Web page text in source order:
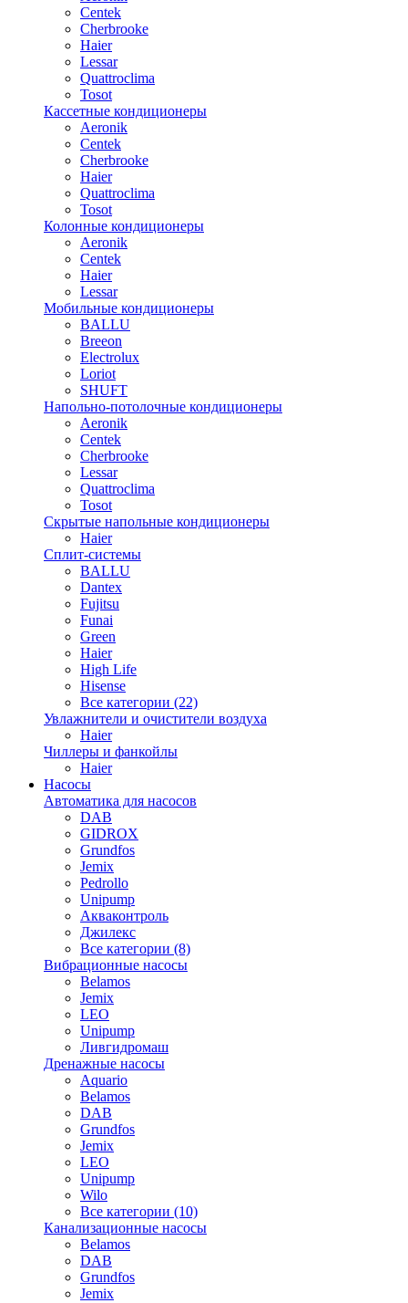
Centek
Cherbrooke
Haier
Lessar
Quattroclima
Tosot
Кассетные кондиционеры
Aeronik
Centek
Cherbrooke
Haier
Quattroclima
Tosot
Колонные кондиционеры
Aeronik
Centek
Haier
Lessar
Мобильные кондиционеры
BALLU
Breeon
Electrolux
Loriot
SHUFT
Напольно-потолочные кондиционеры
Aeronik
Centek
Cherbrooke
Lessar
Quattroclima
Tosot
Скрытые напольные кондиционеры
Haier
Сплит-системы
BALLU
Dantex
Fujitsu
Funai
Green
Haier
High Life
Hisense
Все категории (22)
Увлажнители и очистители воздуха
Haier
Чиллеры и фанкойлы
Haier
Насосы
Автоматика для насосов
DAB
GIDROX
Grundfos
Jemix
Pedrollo
Unipump
Акваконтроль
Джилекс
Все категории (8)
Вибрационные насосы
Belamos
Jemix
LEO
Unipump
Ливгидромаш
Дренажные насосы
Aquario
Belamos
DAB
Grundfos
Jemix
LEO
Unipump
Wilo
Все категории (10)
Канализационные насосы
Belamos
DAB
Grundfos
Jemix